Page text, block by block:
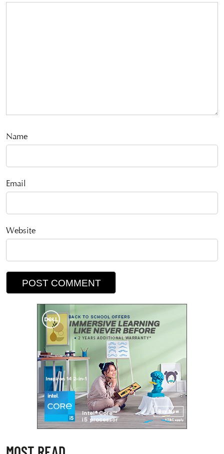
Name
Email
Website